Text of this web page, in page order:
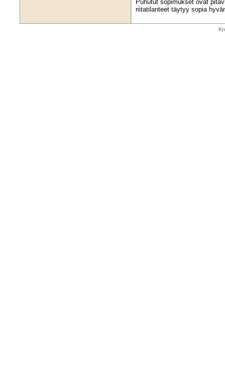
Puhutut sopimukset ovat
riitatilanteet täytyy sopia